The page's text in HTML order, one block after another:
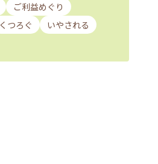
ご利益めぐり
くつろぐ
いやされる